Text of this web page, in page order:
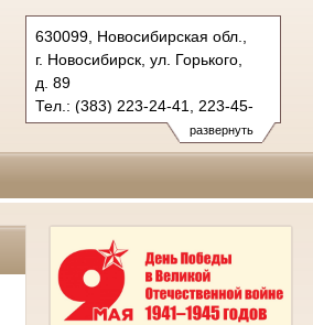
развернуть
630099, Новосибирская обл.,
г. Новосибирск, ул. Горького,
д. 89
Тел.: (383) 223-24-41, 223-45-
03, 218-00-21
centralny.nsk@sudrf.ru